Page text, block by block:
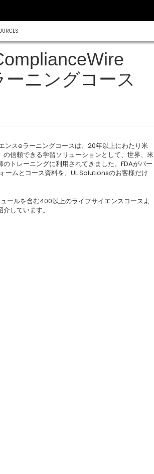
ニングコース
スeラーニングコースは、20年以上にわたり米
信頼できる学習ソリューションとして、世界、米
トレーニングに利用されてきました。FDAがバー
ームとコース資料を、UL Solutionsのお客様だけ
ールを含む400以上のライフサイエンスコースよ
しています。